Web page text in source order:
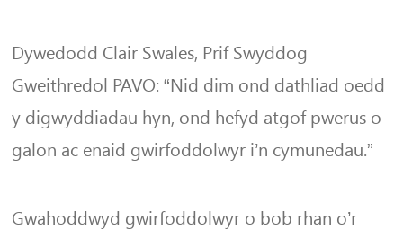
Dywedodd Clair Swales, Prif Swyddog
Gweithredol PAVO: “Nid dim ond dathliad oedd
y digwyddiadau hyn, ond hefyd atgof pwerus o
galon ac enaid gwirfoddolwyr i’n cymunedau.”
Gwahoddwyd gwirfoddolwyr o bob rhan o’r